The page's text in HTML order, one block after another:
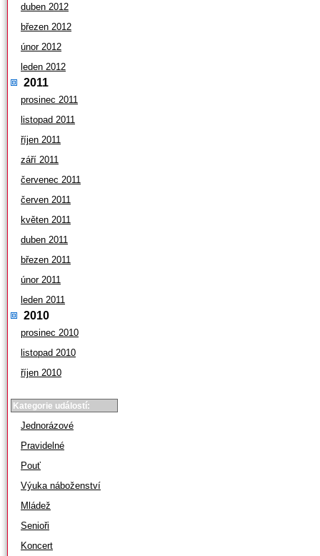
duben 2012
březen 2012
únor 2012
leden 2012
2011
prosinec 2011
listopad 2011
říjen 2011
září 2011
červenec 2011
červen 2011
květen 2011
duben 2011
březen 2011
únor 2011
leden 2011
2010
prosinec 2010
listopad 2010
říjen 2010
Kategorie událostí:
Jednorázové
Pravidelné
Pouť
Výuka náboženství
Mládež
Senioři
Koncert